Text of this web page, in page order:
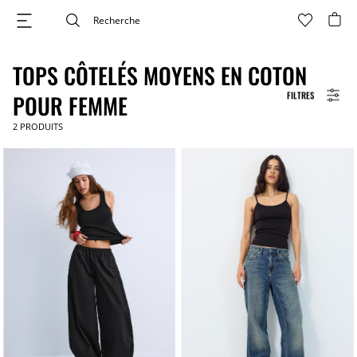
FILTRES
TOPS CÔTELÉS MOYENS EN COTON
POUR FEMME
2 PRODUITS